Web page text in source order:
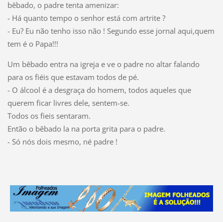
bêbado, o padre tenta amenizar:
- Há quanto tempo o senhor está com artrite ?
- Eu? Eu não tenho isso não ! Segundo esse jornal aqui,quem
tem é o Papa!!!
Um bêbado entra na igreja e ve o padre no altar falando
para os fiéis que estavam todos de pé.
- O álcool é a desgraça do homem, todos aqueles que
querem ficar livres dele, sentem-se.
Todos os fieis sentaram.
Então o bêbado la na porta grita para o padre.
- Só nós dois mesmo, né padre !